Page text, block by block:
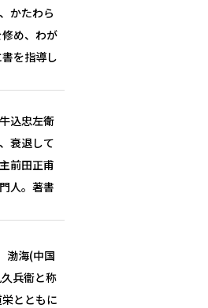
かたわら
め、わが
を指導し
込忠左衛
衰退して
前田正甫
人。著書
渤海(中国
兵衞と称
とともに